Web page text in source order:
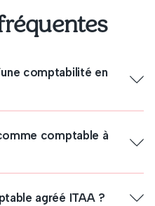
comptabilité en
comptable à
agréé ITAA ?